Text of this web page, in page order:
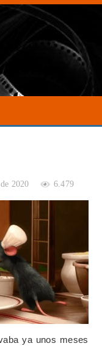
2020 6.479
ya unos meses